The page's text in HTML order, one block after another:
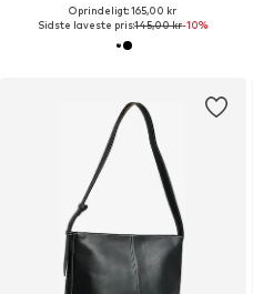
Oprindeligt: 165,00 kr
Sidste laveste pris:145,00 kr-10%